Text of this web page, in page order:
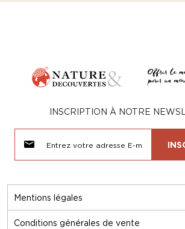
Mentions légales
Conditions générales de vente
INSCRIPTION À NOTRE